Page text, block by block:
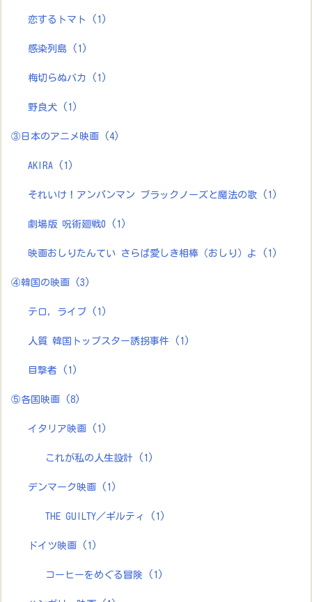
恋するトマト (1)
感染列島 (1)
梅切らぬバカ (1)
野良犬 (1)
③日本のアニメ映画 (4)
AKIRA (1)
それいけ！アンパンマン ブラックノーズと魔法の歌 (1)
劇場版 呪術廻戦0 (1)
映画おしりたんてい さらば愛しき相棒（おしり）よ (1)
④韓国の映画 (3)
テロ，ライブ (1)
人質 韓国トップスター誘拐事件 (1)
目撃者 (1)
⑤各国映画 (8)
イタリア映画 (1)
これが私の人生設計 (1)
デンマーク映画 (1)
THE GUILTY／ギルティ (1)
ドイツ映画 (1)
コーヒーをめぐる冒険 (1)